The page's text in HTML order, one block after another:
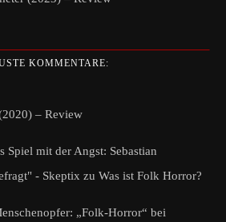
KOMMENTARE:
– Review
Spiel mit der Angst: Sebastian
- Skeptix zu Was ist Folk Horror?
„Folk-Horror“ bei